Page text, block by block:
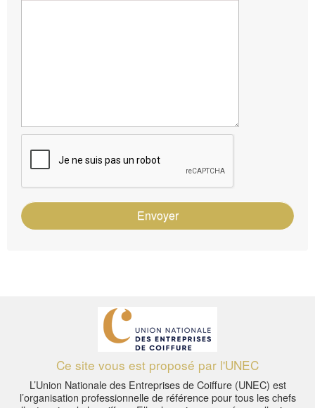
Envoyer
Ce site vous est proposé par l'UNEC
L’Union Nationale des Entreprises de Coiffure (UNEC) est
l’organisation professionnelle de référence pour tous les chefs